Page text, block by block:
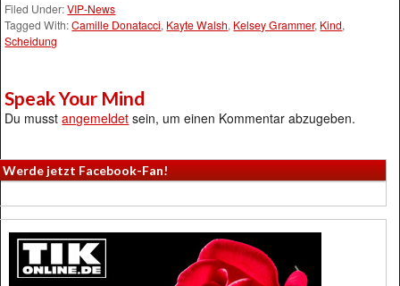
Filed Under:VIP-News
Tagged With:Camille Donatacci, Kayte Walsh, Kelsey Grammer, Kind,
Scheidung
Speak Your Mind
Du musstangemeldet sein, um einen Kommentar abzugeben.
Werde jetzt Facebook-Fan!